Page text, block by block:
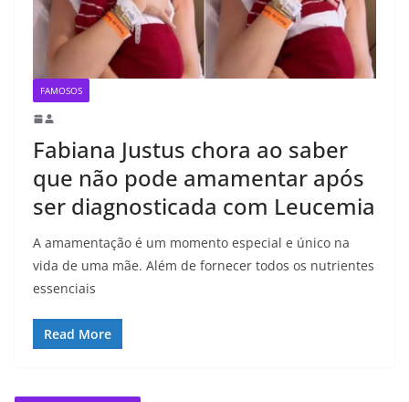
FAMOSOS
Fabiana Justus chora ao saber
que não pode amamentar após
ser diagnosticada com Leucemia
A amamentação é um momento especial e único na
vida de uma mãe. Além de fornecer todos os nutrientes
essenciais
Read More